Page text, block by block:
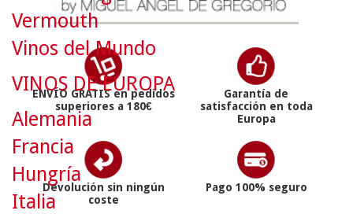
ENVÍO GRATIS en pedidos
superiores a 180€
Garantía de
satisfacción en toda
Europa
Devolución sin ningún
coste
Pago 100% seguro
Vermouth
Vinos del Mundo
VINOS DE EUROPA
Alemania
Francia
Hungría
Italia